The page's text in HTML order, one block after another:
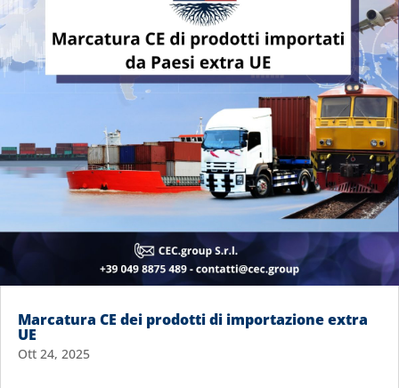
Marcatura CE dei prodotti di importazione extra
UE
Ott 24, 2025